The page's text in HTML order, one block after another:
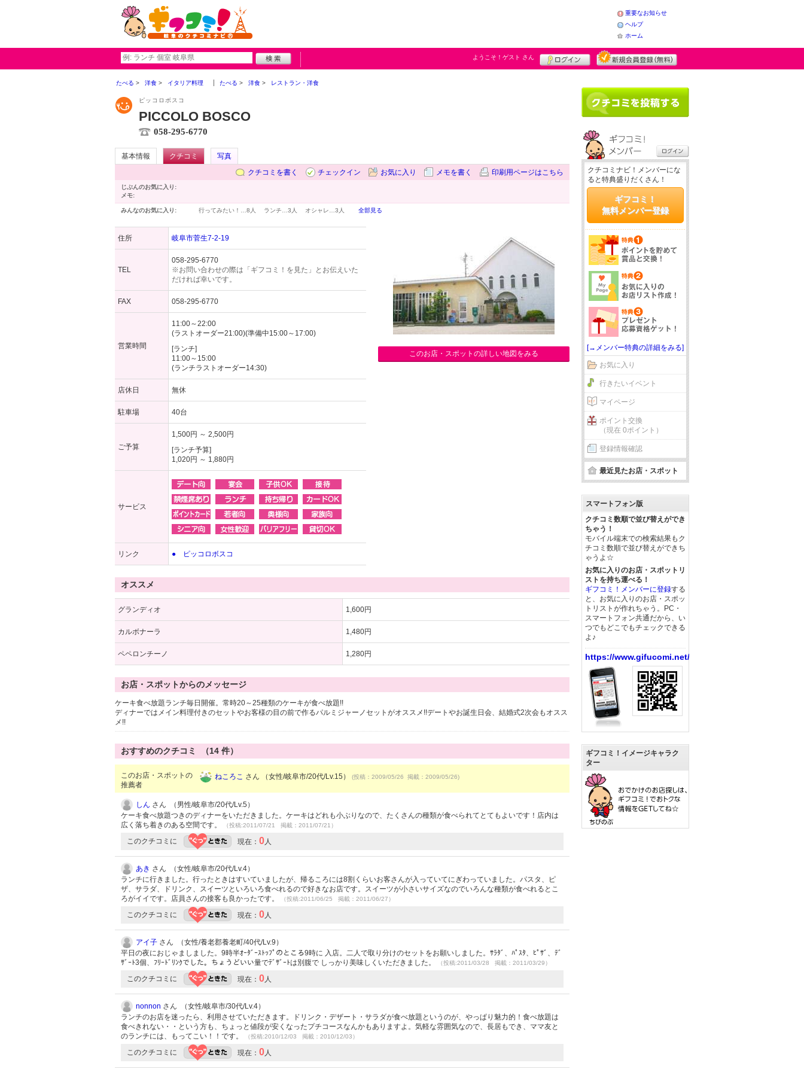
重要なお知らせ
ヘルプ
ホーム
ようこそ！ ゲスト さん
たべる 洋食 イタリア料理 たべる 洋食 レストラン・洋食
ピッコロボスコ
PICCOLO BOSCO
058-295-6770
基本情報 クチコミ
写真
クチコミを書く
チェックイン お気に入り メモを書く 印刷用ページはこちら
じぶんのお気に入り:
メモ:
みんなのお気に入り: 行ってみたい！… 8人 ランチ… 3人 オシャレ… 3人 全部見る
住所 岐阜市菅生7-2-19
TEL
058-295-6770
※お問い合わせの際は「ギフコミ！を見た」とお伝えいた
だければ幸いです。
FAX 058-295-6770
営業時間
11:00～22:00
(ラストオーダー21:00)(準備中15:00～17:00)
[ランチ]
11:00～15:00
(ランチラストオーダー14:30)
店休日 無休
駐車場 40台
ご予算
1,500円 ～ 2,500円
[ランチ予算]
1,020円 ～ 1,880円
サービス
リンク ● ピッコロボスコ
このお店・スポットの詳しい地図をみる
オススメ
グランディオ 1,600円
カルボナーラ 1,480円
ペペロンチーノ 1,280円
お店・スポットからのメッセージ
ケーキ食べ放題ランチ毎日開催。常時20～25種類のケーキが食べ放題!!
ディナーではメイン料理付きのセットやお客様の目の前で作るパルミジャーノセットがオススメ!!デートやお誕生日会、結婚式2次会もオスス
メ!!
おすすめのクチコミ （14 件）
このお店・スポットの
推薦者
ねころこ さん （女性/岐阜市/20代/Lv.15） (投稿：2009/05/26 掲載：2009/05/26)
しん さん （男性/岐阜市/20代/Lv.5）
ケーキ食べ放題つきのディナーをいただきました。ケーキはどれも小ぶりなので、たくさんの種類が食べられてとてもよいです！店内は
広く落ち着きのある空間です。
（投稿:2011/07/21 掲載：2011/07/21）
このクチコミに 現在： 0人
あき さん （女性/岐阜市/20代/Lv.4）
ランチに行きました。行ったときはすいていましたが、帰るころには8割くらいお客さんが入っていてにぎわっていました。パスタ、ピ
ザ、サラダ、ドリンク、スイーツといろいろ食べれるので好きなお店です。スイーツが小さいサイズなのでいろんな種類が食べれるとこ
ろがイイです。店員さんの接客も良かったです。
（投稿:2011/06/25 掲載：2011/06/27）
このクチコミに 現在： 0人
アイ子 さん （女性/養老郡養老町/40代/Lv.9）
平日の夜におじゃましました。9時半ｵｰﾀﾞｰｽﾄｯﾌﾟのところ9時に 入店。二人で取り分けのセットをお願いしました。ｻﾗﾀﾞ、ﾊﾟｽﾀ、ﾋﾟｻﾞ、ﾃﾞ
ｻﾞｰﾄ3個、ﾌﾘｰﾄﾞﾘﾝｸでした。ちょうどいい量でﾃﾞｻﾞｰﾄは別腹で しっかり美味しくいただきました。
（投稿:2011/03/28 掲載：2011/03/29）
このクチコミに 現在： 0人
nonnon さん （女性/岐阜市/30代/Lv.4）
ランチのお店を迷ったら、利用させていただきます。ドリンク・デザート・サラダが食べ放題というのが、やっぱり魅力的！食べ放題は
食べきれない・・という方も、ちょっと値段が安くなったプチコースなんかもありますよ。気軽な雰囲気なので、長居もでき、ママ友と
のランチには、もってこい！！です。
（投稿:2010/12/03 掲載：2010/12/03）
このクチコミに 現在： 0人
クチコミナビ！メンバーにな
ると特典盛りだくさん！
ギフコミ！
無料メンバー登録
[→メンバー特典の詳細をみる]
お気に入り
行きたいイベント
マイページ
ポイント交換
（現在 0ポイント）
登録情報確認
最近見たお店・スポット
スマートフォン版
クチコミ数順で並び替えができ
ちゃう！
モバイル端末での検索結果もク
チコミ数順で並び替えができち
ゃうよ☆
お気に入りのお店・スポットリ
ストを持ち運べる！
ギフコミ！メンバーに登録する
と、お気に入りのお店・スポッ
トリストが作れちゃう。PC・
スマートフォン共通だから、い
つでもどこでもチェックできる
よ♪
https://www.gifucomi.net/
ギフコミ！イメージキャラク
ター